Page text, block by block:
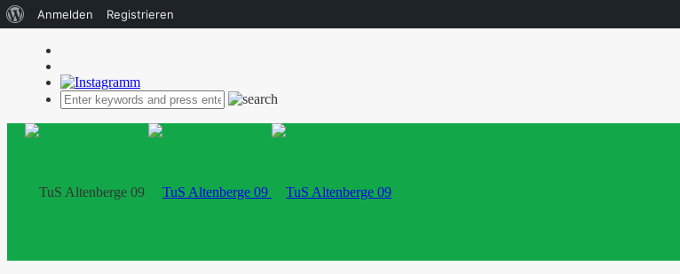
Über
Anmelden Registrieren